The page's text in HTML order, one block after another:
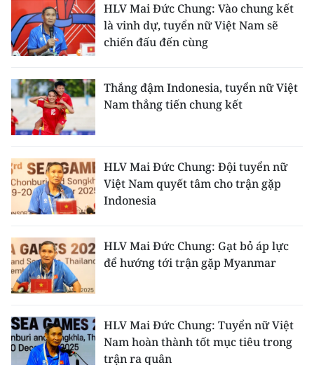
Media Xã hội
Media Pháp luật
Media Du lịch
Media Thế giới
Media Giáo dục
Media Y tế
Media Khoa học - Công nghệ
Media Môi trường
Infographic
HLV Mai Đức Chung: Vào chung kết
là vinh dự, tuyển nữ Việt Nam sẽ
chiến đấu đến cùng
Thắng đậm Indonesia, tuyển nữ Việt
Nam thẳng tiến chung kết
HLV Mai Đức Chung: Đội tuyển nữ
Việt Nam quyết tâm cho trận gặp
Indonesia
HLV Mai Đức Chung: Gạt bỏ áp lực
để hướng tới trận gặp Myanmar
HLV Mai Đức Chung: Tuyển nữ Việt
Nam hoàn thành tốt mục tiêu trong
trận ra quân